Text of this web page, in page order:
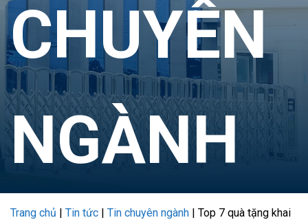
CHUYÊN
NGÀNH
Trang chủ | Tin tức | Tin chuyên ngành | Top 7 quà tặng khai